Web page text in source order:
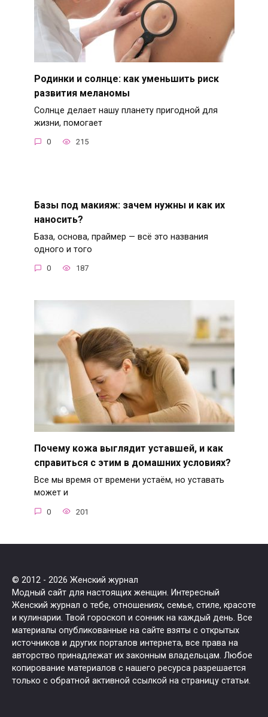
Родинки и солнце: как уменьшить риск
развития меланомы
Солнце делает нашу планету пригодной для
жизни, помогает
0 215
Базы под макияж: зачем нужны и как их
наносить?
База, основа, праймер — всё это названия
одного и того
0 187
Почему кожа выглядит уставшей, и как
справиться с этим в домашних условиях?
Все мы время от времени устаём, но уставать
может и
0 201
© 2012 - 2026 Женский журнал
Модный сайт для настоящих женщин. Интересный
Женский журнал о тебе, отношениях, семье, стиле, красоте
и кулинарии. Твой гороскоп и сонник на каждый день. Все
материалы опубликованные на сайте взяты с открытых
источников и других порталов интернета, все права на
авторство принадлежат их законным владельцам. Любое
копирование материалов с нашего ресурса разрешается
только с обратной активной ссылкой на страницу статьи.